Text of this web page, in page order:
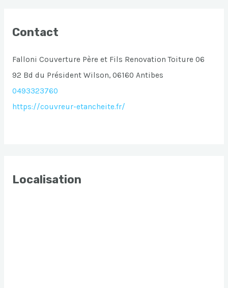
Contact
Falloni Couverture Père et Fils Renovation Toiture 06
92 Bd du Président Wilson, 06160 Antibes
0493323760
https://couvreur-etancheite.fr/
Localisation